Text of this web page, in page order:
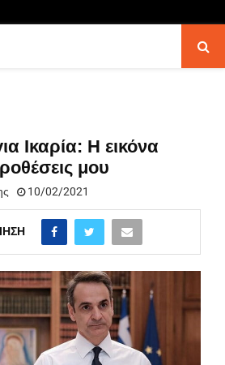
Ικαρία: Η εικόνα
μου
10/02/2021